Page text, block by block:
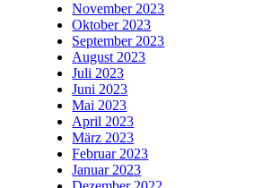
November 2023
Oktober 2023
September 2023
August 2023
Juli 2023
Juni 2023
Mai 2023
April 2023
März 2023
Februar 2023
Januar 2023